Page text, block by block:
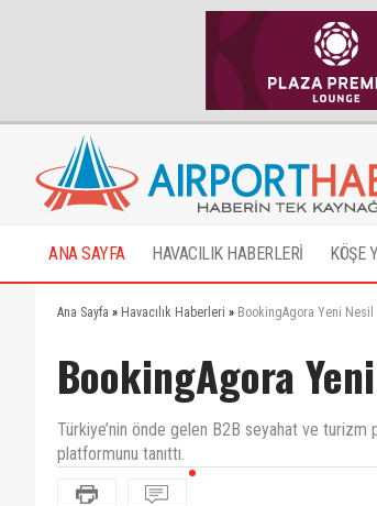
ANA SAYFA HAVACILIK HABERLERİ KÖŞE
Ana Sayfa » Havacılık Haberleri » BookingAgora Yeni Nesil
BookingAgora
Türkiye’nin önde gelen B2B seyahat ve turizm
platformunu tanıttı.